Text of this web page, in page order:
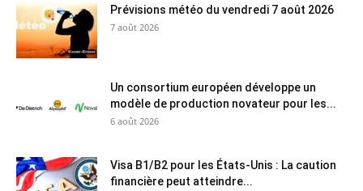
Prévisions météo du vendredi 7 août 2026
7 août 2026
Un consortium européen développe un
modèle de production novateur pour les...
6 août 2026
Visa B1/B2 pour les États-Unis : La caution
financière peut atteindre...